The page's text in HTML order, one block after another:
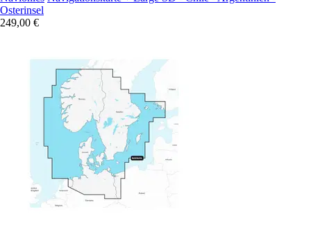
Osterinsel
249,00 €